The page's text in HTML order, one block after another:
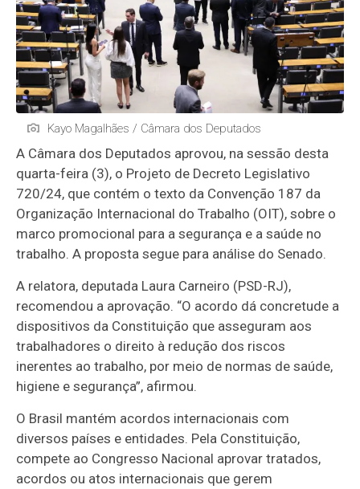
Kayo Magalhães / Câmara dos Deputados
A Câmara dos Deputados aprovou, na sessão desta
quarta-feira (3), o Projeto de Decreto Legislativo
720/24, que contém o texto da Convenção 187 da
Organização Internacional do Trabalho (OIT), sobre o
marco promocional para a segurança e a saúde no
trabalho. A proposta segue para análise do Senado.
A relatora, deputada Laura Carneiro (PSD-RJ),
recomendou a aprovação. “O acordo dá concretude a
dispositivos da Constituição que asseguram aos
trabalhadores o direito à redução dos riscos
inerentes ao trabalho, por meio de normas de saúde,
higiene e segurança”, afirmou.
O Brasil mantém acordos internacionais com
diversos países e entidades. Pela Constituição,
compete ao Congresso Nacional aprovar tratados,
acordos ou atos internacionais que gerem